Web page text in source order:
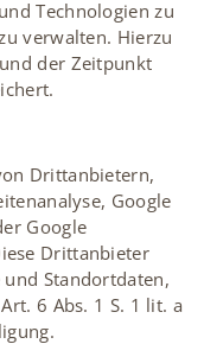
Technologien zu
verwalten. Hierzu
der Zeitpunkt
Drittanbietern,
Google
Google
Drittanbieter
und Standortdaten,
6 Abs. 1 S. 1 lit. a